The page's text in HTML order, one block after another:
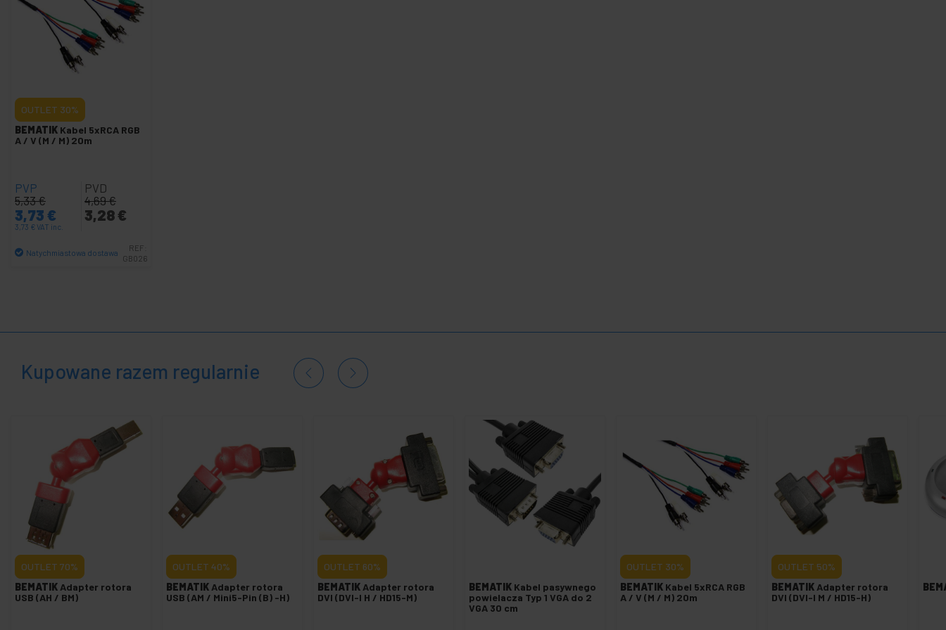
Ekran projekcyjny i projektor
Obsługa telewizora i komputera
+
DisplayPort wideo HDMI DVI VGA SDI
Oświetlenie
Fotografia
Narzędzia
Bezpieczeństwo,
alarmy i kontrola
Elektronika
i gadżety
+
Dom i
+
+
OUTLET 30%
BEMATIK Kabel 5xRCA RGB
A / V (M / M) 20m
PVP
5,33€
3,73 €
3,73 €VAT inc.
PVD
4,69€
3,28 €
Natychmiastowa dostawa
REF:
GB026
Kupowane razem regularnie
OUTLET 70%
BEMATIK Adapter rotora
USB (AH / BM)
OUTLET 40%
BEMATIK Adapter rotora
USB (AM / Mini5-Pin (B) -H)
OUTLET 60%
BEMATIK Adapter rotora
DVI (DVI-I H / HD15-M)
BEMATIK Kabel pasywnego
powielacza Typ 1 VGA do 2
VGA 30 cm
OUTLET 30%
BEMATIK Kabel 5xRCA RGB
A / V (M / M) 20m
OUTLET 50%
BEMATIK Adapter rotora
DVI (DVI-I M / HD15-H)